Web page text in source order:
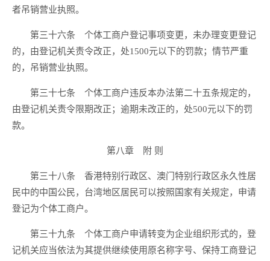
者吊销营业执照。
第三十六条 个体工商户登记事项变更，未办理变更登记
的，由登记机关责令改正，处1500元以下的罚款；情节严重
的，吊销营业执照。
第三十七条 个体工商户违反本办法第二十五条规定的，
由登记机关责令限期改正；逾期未改正的，处500元以下的罚
款。
第八章 附 则
第三十八条 香港特别行政区、澳门特别行政区永久性居
民中的中国公民，台湾地区居民可以按照国家有关规定，申请
登记为个体工商户。
第三十九条 个体工商户申请转变为企业组织形式的，登
记机关应当依法为其提供继续使用原名称字号、保持工商登记